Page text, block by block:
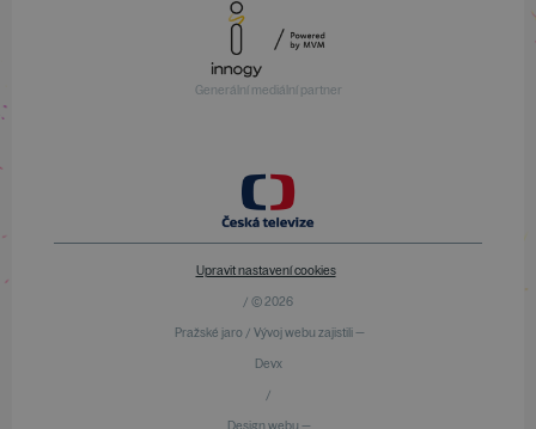
Generální mediální partner
Upravit nastavení cookies
/ © 2026
Pražské jaro / Vývoj webu zajistili —
Devx
/